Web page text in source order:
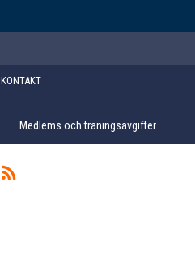
KONTAKT
Medlems och träningsavgifter